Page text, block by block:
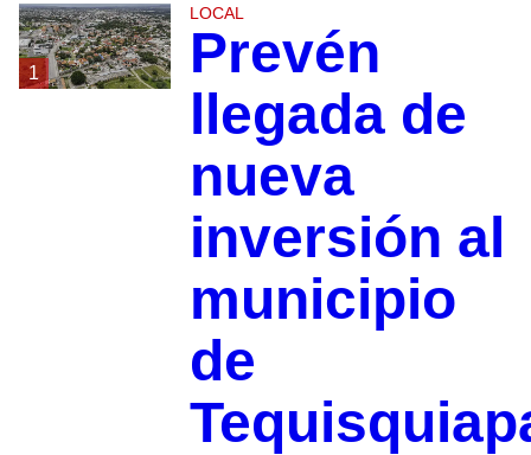
1
LOCAL
Prevén
llegada de
nueva
inversión al
municipio
de